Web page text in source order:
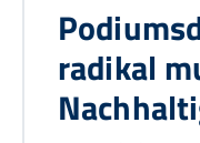
radikal